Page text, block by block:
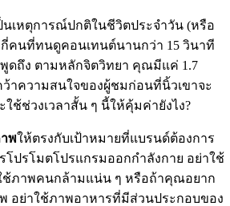
นเหตุการณ์ปกติในชีวิตประจำวัน (หรือ
กี่คนที่ทนดูคอนเทนต์นานกว่า 15 วินาที
พูดถึง ตามหลักจิตวิทยา คุณมีแค่ 1.7
าความสนใจของผู้ชมก่อนที่นิ้วเขาจะ
ช้ช่วงเวลาสั้น ๆ นี้ให้คุ้มค่ายังไง?
พให้ตรงกับเป้าหมายที่แบรนด์ต้องการ
ปรโมตโปรแกรมออกกำลังกาย อย่าใช้
ช้ภาพคนกล้ามแน่น ๆ หรือถ้าคุณอยาก
อย่าใช้ภาพอาหารที่มีส่วนประกอบของ